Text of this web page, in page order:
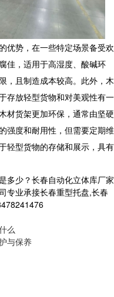
优势，在一些特定场景备受欢
佳，适用于高湿度、酸碱环
，且制造成本较高。此外，木
存放轻型货物和对美观性有一
材货架更加环保，通常由坚硬
强度和耐用性，但需要定期维
轻型货物的存储和展示，具有
多少？长春自动化立体库厂家
专业承接长春重型托盘,长春
么
与保养